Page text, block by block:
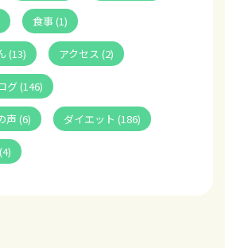
食事 (1)
(13) アクセス (2)
グ (146)
声 (6) ダイエット (186)